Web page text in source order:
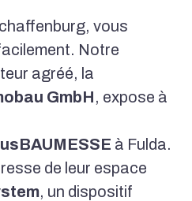
vous
Notre
agréé, la
GmbH, expose à
à Fulda.
de leur espace
, un dispositif